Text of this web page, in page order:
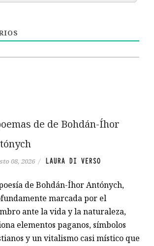
de de Bohdán-Íhor
08, 2026 / LAURA DI VERSO
de Bohdán-Íhor Antónych,
marcada por el
ante la vida y la naturaleza,
elementos paganos, símbolos
y un vitalismo casi místico que